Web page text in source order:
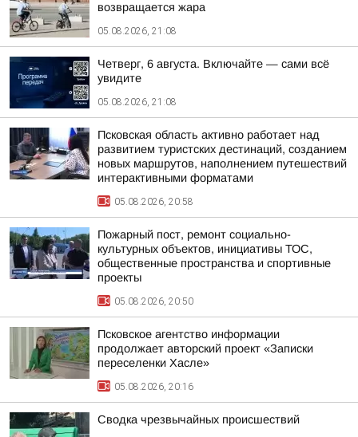
возвращается жара
05.08.2026, 21:08
Четверг, 6 августа. Включайте — сами всё
увидите
05.08.2026, 21:08
Псковская область активно работает над
развитием туристских дестинаций, созданием
новых маршрутов, наполнением путешествий
интерактивными форматами
05.08.2026, 20:58
Пожарный пост, ремонт социально-
культурных объектов, инициативы ТОС,
общественные пространства и спортивные
проекты
05.08.2026, 20:50
Псковское агентство информации
продолжает авторский проект «Записки
переселенки Хасле»
05.08.2026, 20:16
Сводка чрезвычайных происшествий